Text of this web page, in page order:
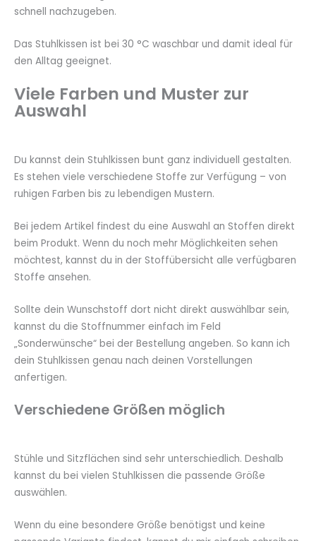
schnell nachzugeben.
Das Stuhlkissen ist bei 30 °C waschbar und damit ideal für
den Alltag geeignet.
Viele Farben und Muster zur
Auswahl
Du kannst dein Stuhlkissen bunt ganz individuell gestalten.
Es stehen viele verschiedene Stoffe zur Verfügung – von
ruhigen Farben bis zu lebendigen Mustern.
Bei jedem Artikel findest du eine Auswahl an Stoffen direkt
beim Produkt. Wenn du noch mehr Möglichkeiten sehen
möchtest, kannst du in der Stoffübersicht alle verfügbaren
Stoffe ansehen.
Sollte dein Wunschstoff dort nicht direkt auswählbar sein,
kannst du die Stoffnummer einfach im Feld
„Sonderwünsche“ bei der Bestellung angeben. So kann ich
dein Stuhlkissen genau nach deinen Vorstellungen
anfertigen.
Verschiedene Größen möglich
Stühle und Sitzflächen sind sehr unterschiedlich. Deshalb
kannst du bei vielen Stuhlkissen die passende Größe
auswählen.
Wenn du eine besondere Größe benötigst und keine